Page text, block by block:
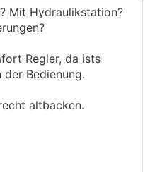
Mit Hydraulikstation?
Regler, da ists
Bedienung.
altbacken.